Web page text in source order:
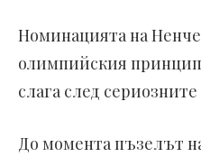
Номинацията на
олимпийския
слага след
До момента пъзелът